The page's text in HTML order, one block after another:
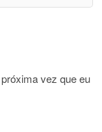
vez que eu